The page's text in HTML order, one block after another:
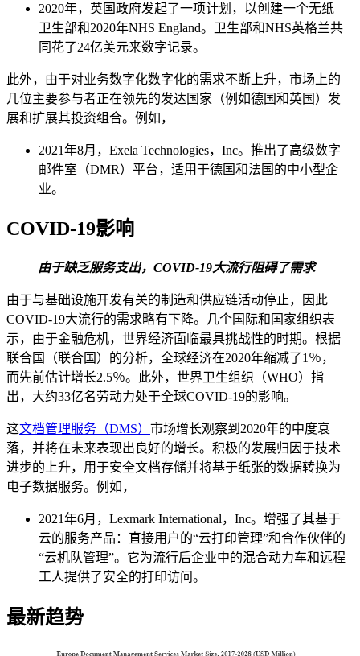
2020年，英国政府发起了一项计划，以创建一个无纸
卫生部和2020年NHS England。卫生部和NHS英格兰共
同花了24亿美元来数字记录。
此外，由于对业务数字化数字化的需求不断上升，市场上的
几位主要参与者正在领先的发达国家（例如德国和英国）发
展和扩展其投资组合。例如，
2021年8月，Exela Technologies，Inc。推出了高级数字
邮件室（DMR）平台，适用于德国和法国的中小型企
业。
COVID-19影响
由于缺乏服务支出，COVID-19大流行阻碍了需求
由于与基础设施开发有关的制造和供应链活动停止，因此
COVID-19大流行的需求略有下降。几个国际和国家组织表
示，由于金融危机，世界经济面临最具挑战性的时期。根据
联合国（联合国）的分析，全球经济在2020年缩减了1％，
而先前估计增长2.5％。此外，世界卫生组织（WHO）指
出，大约33亿名劳动力处于全球COVID-19的影响。
这文档管理服务（DMS） 市场增长观察到2020年的中度衰
落，并将在未来表现出良好的增长。积极的发展归因于技术
进步的上升，用于安全文档存储并将基于纸张的数据转换为
电子数据服务。例如，
2021年6月，Lexmark International，Inc。增强了其基于
云的服务产品：直接用户的“云打印管理”和合作伙伴的
“云机队管理”。它为流行后企业中的混合动力车和远程
工人提供了安全的打印访问。
最新趋势